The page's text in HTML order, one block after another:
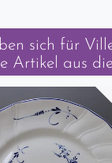
sich für
Artikel aus